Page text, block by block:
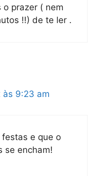
prazer ( nem
!!) de te ler .
às 9:23 am
e que o
se encham!